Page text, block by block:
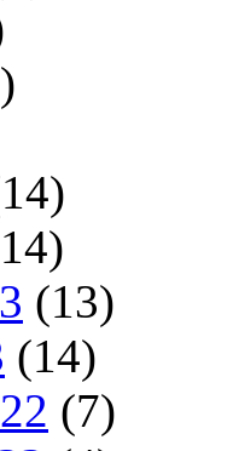
(13)
(14)
(7)